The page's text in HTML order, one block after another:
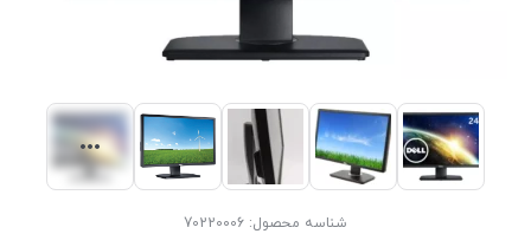
شناسه محصول: 70220006